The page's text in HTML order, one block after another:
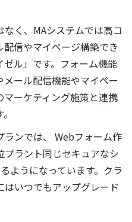
く、MAシステムでは高コ
信やマイページ構築でき
ル」です。フォーム機能
ール配信機能やマイペー
ーケティング施策と連携
ランでは、 Webフォーム作
ラント同じセキュアなシ
ようになっています。クラ
いつでもアップグレード